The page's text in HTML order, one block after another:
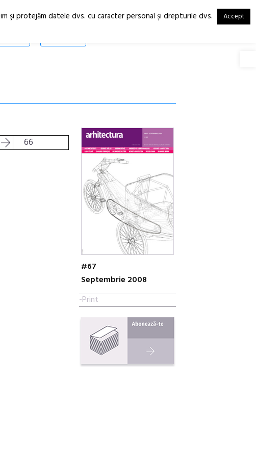
RO
EN
66
#67
Septembrie 2008
-Print
şi protejăm datele dvs. cu caracter personal şi drepturile dvs. Accept